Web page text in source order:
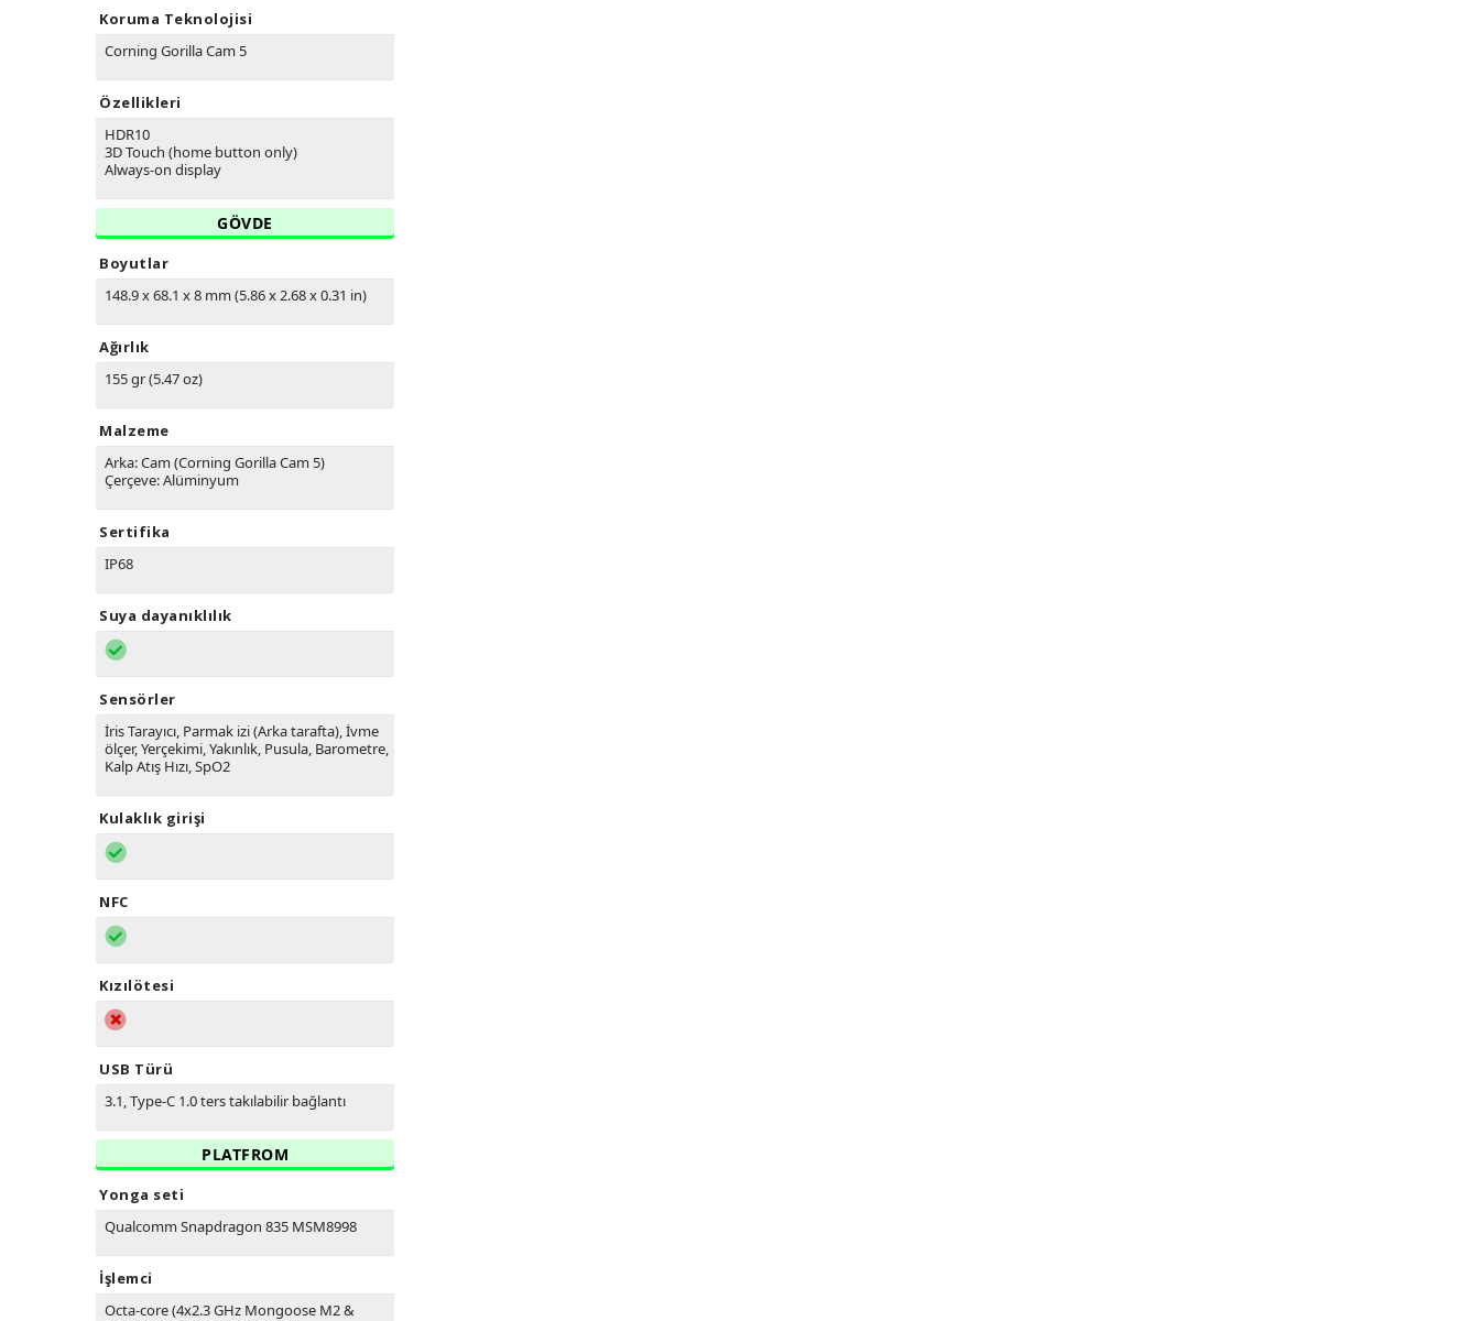
Koruma Teknolojisi
Corning Gorilla Cam 5
Özellikleri
HDR10
3D Touch (home button only)
Always-on display
GÖVDE
Boyutlar
148.9 x 68.1 x 8 mm (5.86 x 2.68 x 0.31 in)
Ağırlık
155 gr (5.47 oz)
Malzeme
Arka: Cam (Corning Gorilla Cam 5)
Çerçeve: Alüminyum
Sertifika
IP68
Suya dayanıklılık
Sensörler
İris Tarayıcı, Parmak izi (Arka tarafta), İvme
ölçer, Yerçekimi, Yakınlık, Pusula, Barometre,
Kalp Atış Hızı, SpO2
Kulaklık girişi
NFC
Kızılötesi
USB Türü
3.1, Type-C 1.0 ters takılabilir bağlantı
PLATFROM
Yonga seti
Qualcomm Snapdragon 835 MSM8998
İşlemci
Octa-core (4x2.3 GHz Mongoose M2 &